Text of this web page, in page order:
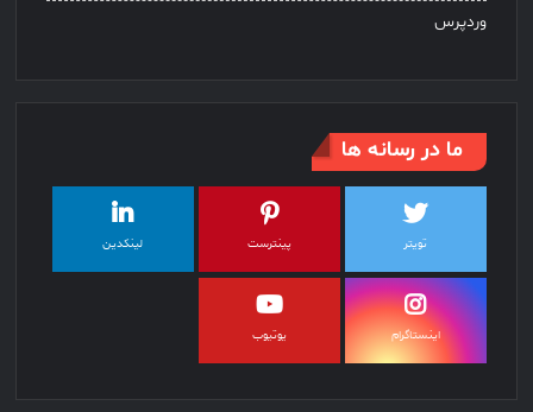
وردپرس
ما در رسانه ها
تویتر پینترست لینکدین
اینستاگرام یوتیوب